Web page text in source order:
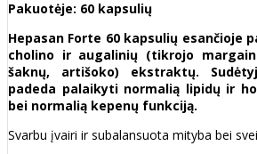
Pakuotėje: 60 kapsulių
Hepasan Forte 60 kapsulių esančioje
cholino ir augalinių (tikrojo
šaknų, artišoko) ekstraktų.
padeda palaikyti normalią lipidų ir
bei normalią kepenų funkciją.
Svarbu įvairi ir subalansuota mityba bei